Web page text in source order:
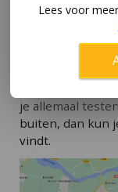
Skelter
Gelukkig is dat
skelterwinkel in
je allemaal
buiten, dan kun
vindt.
Lees voor